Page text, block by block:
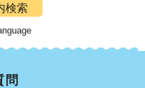
検索
問